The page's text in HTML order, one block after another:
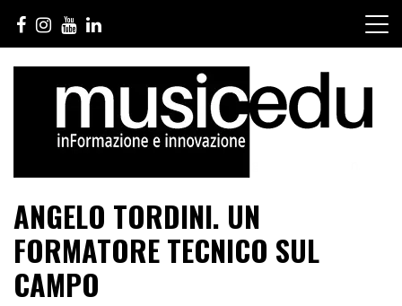
contenuto
ANGELO TORDINI. UN
FORMATORE TECNICO SUL
CAMPO